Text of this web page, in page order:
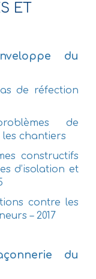
ET
du
de réfection
de
chantiers
constructifs
d’isolation et
contre les
– 2017
du